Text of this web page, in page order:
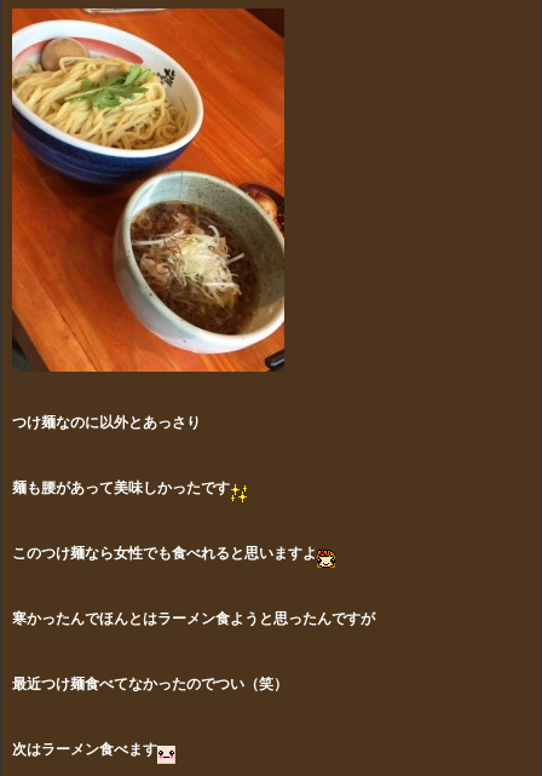
つけ麺なのに以外とあっさり
麺も腰があって美味しかったです
このつけ麺なら女性でも食べれると思いますよ
寒かったんでほんとはラーメン食ようと思ったんですが
最近つけ麺食べてなかったのでつい（笑）
次はラーメン食べます